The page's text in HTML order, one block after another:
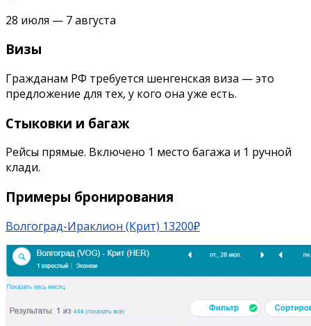
28 июля — 7 августа
Визы
Гражданам РФ требуется шенгенская виза — это
предложение для тех, у кого она уже есть.
Стыковки и багаж
Рейсы прямые. Включено 1 место багажа и 1 ручной
клади.
Примеры бронирования
Волгоград-Ираклион (Крит) 13200₽